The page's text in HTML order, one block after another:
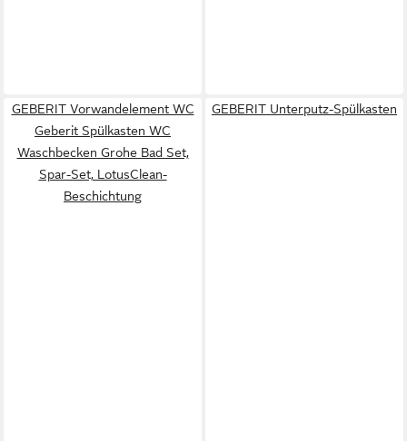
GEBERIT Vorwandelement WC
Geberit Spülkasten WC
Waschbecken Grohe Bad Set,
Spar-Set, LotusClean-
Beschichtung
GEBERIT Unterputz-Spülkasten